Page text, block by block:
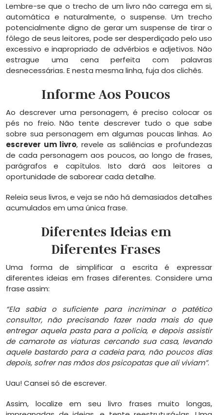
Lembre-se que o trecho de um livro não carrega em si,
automática e naturalmente, o suspense. Um trecho
potencialmente digno de gerar um suspense de tirar o
fôlego de seus leitores, pode ser desperdiçado pelo uso
excessivo e inapropriado de advérbios e adjetivos. Não
estrague uma cena perfeita com palavras
desnecessárias. E nesta mesma linha, fuja dos clichês.
Informe Aos Poucos
Ao descrever uma personagem, é preciso colocar os
pés no freio. Não tente descrever tudo o que sabe
sobre sua personagem em algumas poucas linhas. Ao
escrever um livro, revele as saliências e profundezas
de cada personagem aos poucos, ao longo de frases,
parágrafos e capítulos. Isto dará aos leitores a
oportunidade de saborear cada detalhe.
Releia seus livros, e veja se não há demasiados detalhes
acumulados em uma única frase.
Diferentes Ideias em
Diferentes Frases
Uma forma de simplificar a escrita é expressar
diferentes ideias em frases diferentes. Considere uma
frase assim:
“Ela sabia o suficiente para incriminar o patético
consultor, não precisando fazer nada mais do que
entregar aquela pasta para a polícia, e depois assistir
de camarote as viaturas cercando sua casa, levando
aquele bastardo para a cadeia para, não poucos dias
depois, sofrer nas mãos dos psicopatas que ali viviam”.
Uau! Cansei só de escrever.
Assim, localize em seu livro frases muito longas,